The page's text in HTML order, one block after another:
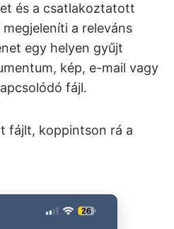
és a csatlakoztatott
a releváns
egy helyen gyűjt
kép, e-mail vagy
fájl.
fájlt, koppintson rá a